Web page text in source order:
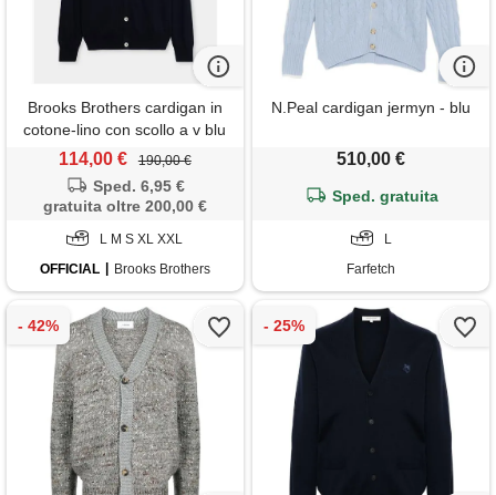
Brooks Brothers cardigan in
cotone-lino con scollo a v blu
marino
114,00 € 190,00 €
Sped. 6,95 €
gratuita oltre 200,00 €
L M S XL XXL
OFFICIAL
Brooks Brothers
N.Peal cardigan jermyn - blu
510,00 €
Sped. gratuita
L
Farfetch